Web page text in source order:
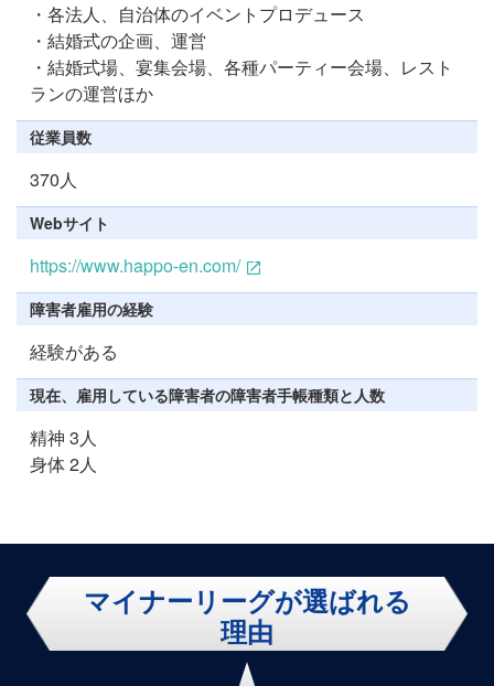
・各法人、自治体のイベントプロデュース
・結婚式の企画、運営
・結婚式場、宴集会場、各種パーティー会場、レスト
ランの運営ほか
従業員数
370人
Webサイト
https://www.happo-en.com/
障害者雇用の経験
経験がある
現在、雇用している障害者の障害者手帳種類と人数
精神 3人
身体 2人
マイナーリーグが選ばれる
理由